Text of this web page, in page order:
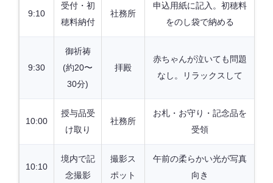
9:10
受付・初
穂料納付
社務所
申込用紙に記入。初穂料
をのし袋で納める
9:30
御祈祷
(約20〜
30分)
拝殿
赤ちゃんが泣いても問題
なし。リラックスして
10:00
授与品受
け取り
社務所
お札・お守り・記念品を
受領
10:10
境内で記
念撮影
撮影ス
ポット
午前の柔らかい光が写真
向き